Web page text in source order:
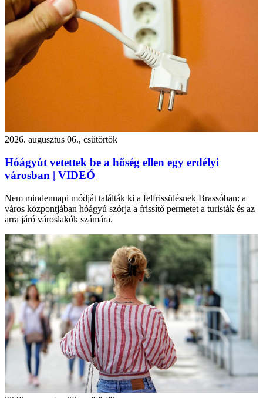
2026. augusztus 06., csütörtök
Hóágyút vetettek be a hőség ellen egy erdélyi
városban | VIDEÓ
Nem mindennapi módját találták ki a felfrissülésnek Brassóban: a
város központjában hóágyú szórja a frissítő permetet a turisták és az
arra járó városlakók számára.